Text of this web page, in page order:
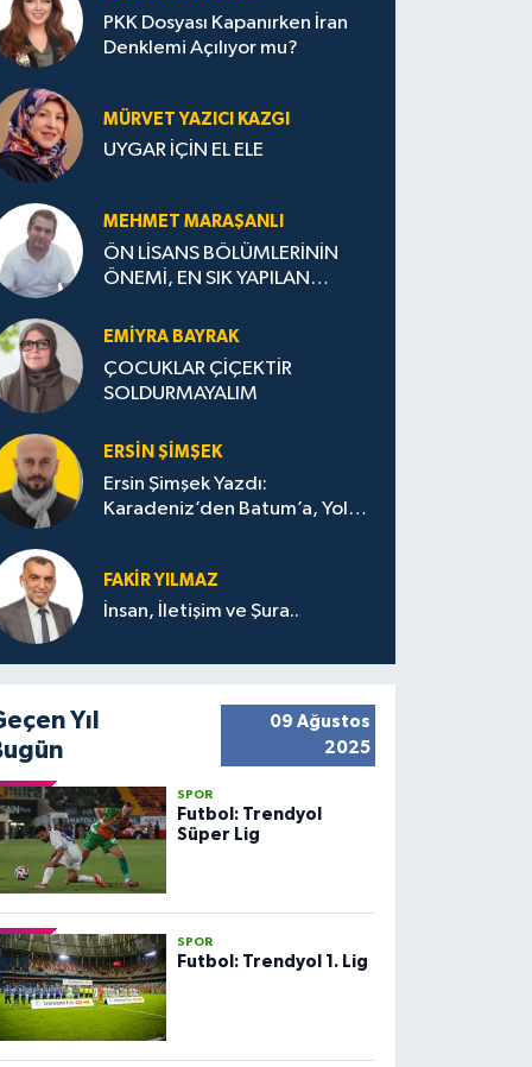
PKK Dosyası Kapanırken İran
Denklemi Açılıyor mu?
MÜRVET YAZICI KAZGI
UYGAR İÇİN EL ELE
MEHMET MARAŞANLI
ÖN LİSANS BÖLÜMLERİNİN
ÖNEMİ, EN SIK YAPILAN
STRATEJİLERİ
EMIYRA BAYRAK
ÇOCUKLAR ÇİÇEKTİR
SOLDURMAYALIM
ERSIN ŞIMŞEK
Ersin Şimşek Yazdı:
Karadeniz’den Batum’a, Yolun
FAKIR YILMAZ
İnsan, İletişim ve Şura..
Yıl
09 Ağustos
2025
SPOR
Futbol: Trendyol
Süper Lig
SPOR
Futbol: Trendyol 1. Lig